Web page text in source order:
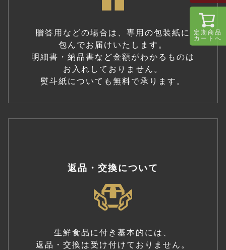
贈答用などの場合は、専用の包装紙に
包んでお届けいたします。
明細書・納品書など金額がわかるものは
お入れしておりません。
熨斗紙についても無料で承ります。
返品・交換について
生鮮食品に付き基本的には、
返品・交換は受け付けておりません。
定期商品
カートへ